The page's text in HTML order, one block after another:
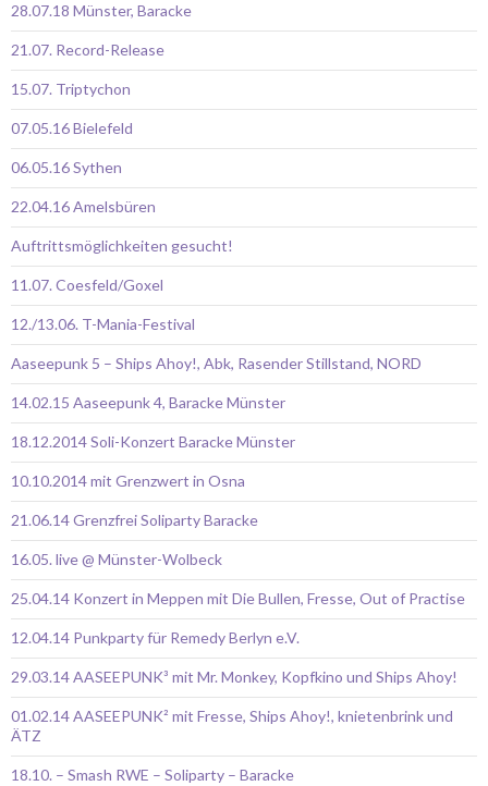
28.07.18 Münster, Baracke
21.07. Record-Release
15.07. Triptychon
07.05.16 Bielefeld
06.05.16 Sythen
22.04.16 Amelsbüren
Auftrittsmöglichkeiten gesucht!
11.07. Coesfeld/Goxel
12./13.06. T-Mania-Festival
Aaseepunk 5 – Ships Ahoy!, Abk, Rasender Stillstand, NORD
14.02.15 Aaseepunk 4, Baracke Münster
18.12.2014 Soli-Konzert Baracke Münster
10.10.2014 mit Grenzwert in Osna
21.06.14 Grenzfrei Soliparty Baracke
16.05. live @ Münster-Wolbeck
25.04.14 Konzert in Meppen mit Die Bullen, Fresse, Out of Practise
12.04.14 Punkparty für Remedy Berlyn e.V.
29.03.14 AASEEPUNK³ mit Mr. Monkey, Kopfkino und Ships Ahoy!
01.02.14 AASEEPUNK² mit Fresse, Ships Ahoy!, knietenbrink und
ÄTZ
18.10. – Smash RWE – Soliparty – Baracke